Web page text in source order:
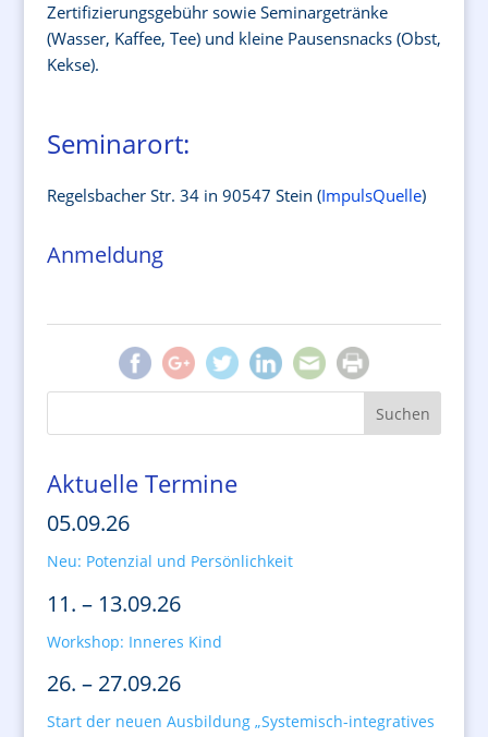
Zertifizierungsgebühr sowie Seminargetränke
(Wasser, Kaffee, Tee) und kleine Pausensnacks (Obst,
Kekse).
Seminarort:
Regelsbacher Str. 34 in 90547 Stein (ImpulsQuelle)
Anmeldung
Aktuelle Termine
05.09.26
Neu: Potenzial und Persönlichkeit
11. – 13.09.26
Workshop: Inneres Kind
26. – 27.09.26
Start der neuen Ausbildung „Systemisch-integratives